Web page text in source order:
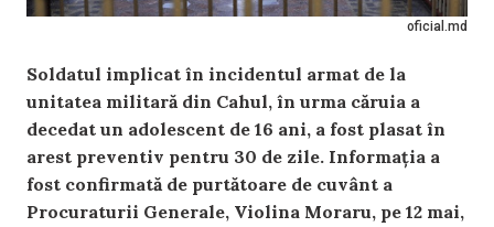
oficial.md
Soldatul implicat în incidentul armat de la
unitatea militară din Cahul, în urma căruia a
decedat un adolescent de 16 ani, a fost plasat în
arest preventiv pentru 30 de zile. Informația a
fost confirmată de purtătoare de cuvânt a
Procuraturii Generale, Violina Moraru, pe 12 mai,